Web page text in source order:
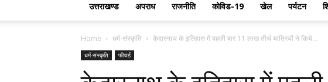
उत्तराखण्ड अपराध राजनीति कोविड-19 खेल पर्यटन
Home धर्म-संस्कृति केदारनाथ के इतिहास में पहली बार 11 लाख तीर्थ यात्रियों ने किये...
धर्म-संस्कृति फीचर्ड